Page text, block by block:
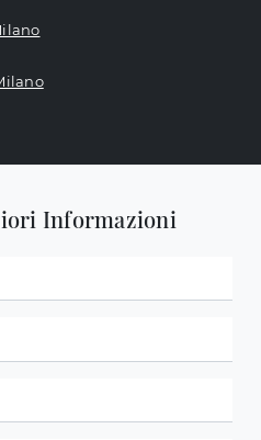
Informazioni